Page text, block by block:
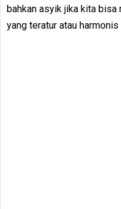
bahkan asyik jika kita
yang teratur atau